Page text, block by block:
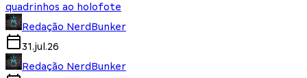
quadrinhos ao holofote
Redação NerdBunker
31.jul.26
Redação NerdBunker